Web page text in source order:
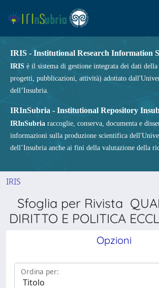
IRIS - Institutional Research Information
IRIS è il sistema di gestione integrata dei dati della
progetti, pubblicazioni, attività) adottato
dell’Insubria.
IRInSubria - Institutional Repository
IRInSubria raccoglie, conserva, documenta e
informazioni sulla produzione scientifica
dell’Insubria anche ai fini della valutazione della
IRIS
Sfoglia per Rivista
DIRITTO E POLITICA
Opzioni
Ordina per: